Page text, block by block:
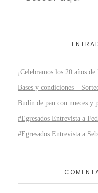
¡Celebramos los 20 años
Bases y condiciones –
Budín de pan con nueces y
#Egresados Entrevista a
#Egresados Entrevista a